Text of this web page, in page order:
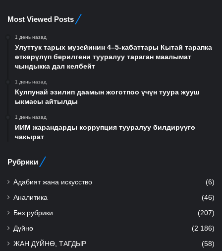
Most Viewed Posts
1 день назад
Улуттук тарых музейинин 4–5-кабаттары Кытай тарапка
өткөрүлүп берилгени тууралуу тараган маалымат
чындыкка дал келбейт
1 день назад
Кулпунай эзилип даамын жоготпоо үчүн туура жууш
ыкмасы айтылды
1 день назад
ИИМ жарандарды коррупция тууралуу билдирүүгө
чакырат
Рубрики
Адабият жана искусство (6)
Аналитика (46)
Без рубрики (207)
Дүйнө (2 186)
ЖАН ДҮЙНӨ, ТАГДЫР (58)